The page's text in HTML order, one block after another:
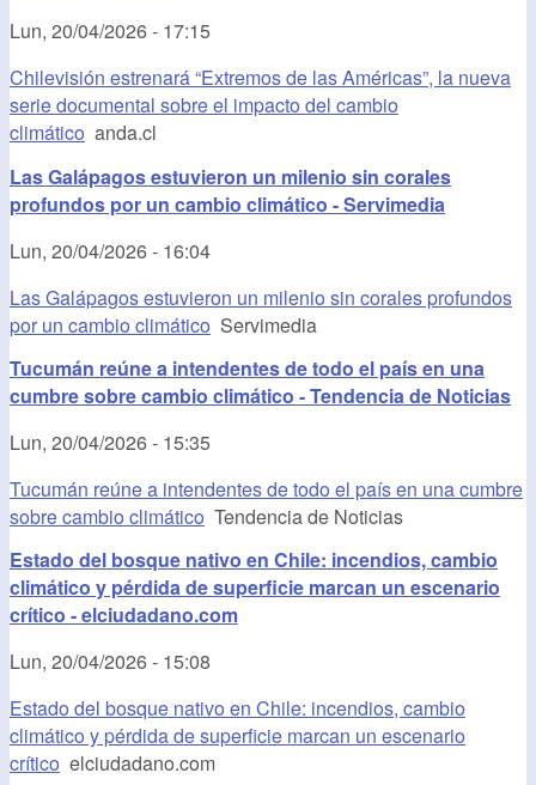
Lun, 20/04/2026 - 17:15
Chilevisión estrenará “Extremos de las Américas”, la nueva
serie documental sobre el impacto del cambio
climático anda.cl
Las Galápagos estuvieron un milenio sin corales
profundos por un cambio climático - Servimedia
Lun, 20/04/2026 - 16:04
Las Galápagos estuvieron un milenio sin corales profundos
por un cambio climático Servimedia
Tucumán reúne a intendentes de todo el país en una
cumbre sobre cambio climático - Tendencia de Noticias
Lun, 20/04/2026 - 15:35
Tucumán reúne a intendentes de todo el país en una cumbre
sobre cambio climático Tendencia de Noticias
Estado del bosque nativo en Chile: incendios, cambio
climático y pérdida de superficie marcan un escenario
crítico - elciudadano.com
Lun, 20/04/2026 - 15:08
Estado del bosque nativo en Chile: incendios, cambio
climático y pérdida de superficie marcan un escenario
crítico elciudadano.com